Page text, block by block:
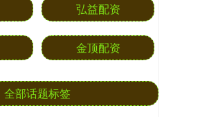
弘益配资
金顶配资
全部话题标签